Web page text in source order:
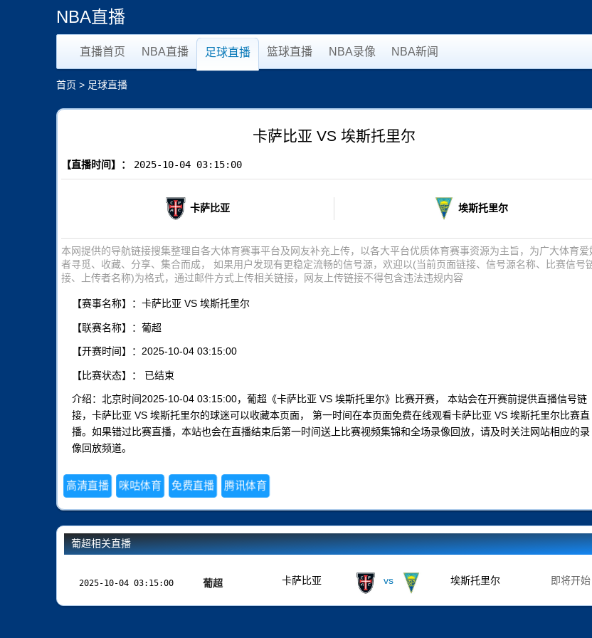
NBA直播
直播首页 NBA直播 足球直播 篮球直播 NBA录像 NBA新闻
首页 > 足球直播
卡萨比亚 VS 埃斯托里尔
【直播时间】： 2025-10-04 03:15:00
卡萨比亚 埃斯托里尔
本网提供的导航链接搜集整理自各大体育赛事平台及网友补充上传，以各大平台优质体育赛事资源为主旨，为广大体育爱
者寻觅、收藏、分享、集合而成， 如果用户发现有更稳定流畅的信号源，欢迎以(当前页面链接、信号源名称、比赛信号
接、上传者名称)为格式，通过邮件方式上传相关链接，网友上传链接不得包含违法违规内容
【赛事名称】：卡萨比亚 VS 埃斯托里尔
【联赛名称】：葡超
【开赛时间】：2025-10-04 03:15:00
【比赛状态】： 已结束
介绍：北京时间2025-10-04 03:15:00，葡超《卡萨比亚 VS 埃斯托里尔》比赛开赛， 本站会在开赛前提供直播信号链
接，卡萨比亚 VS 埃斯托里尔的球迷可以收藏本页面， 第一时间在本页面免费在线观看卡萨比亚 VS 埃斯托里尔比赛直
播。如果错过比赛直播，本站也会在直播结束后第一时间送上比赛视频集锦和全场录像回放，请及时关注网站相应的录
像回放频道。
高清直播 咪咕体育 免费直播 腾讯体育
葡超相关直播
2025-10-04 03:15:00 葡超 卡萨比亚 vs 埃斯托里尔 即将开始